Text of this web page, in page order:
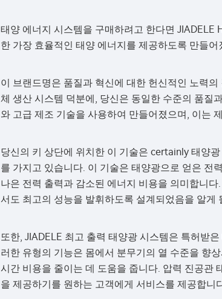
태양 에너지 시스템을 구매하려고 한다면
한 가장 효율적인 태양 에너지를 제공하도록 만들
이 브랜드명은 품질과 혁신에 대한 헌신적인 노력
체 생산 시스템 덕분에, 당신은 동일한 수준의 품질
와 고급 제조 기술을 사용하여 만들어졌으며, 이는
당신의 키 상단에 위치한 이 기술은 certainly 태양
를 가지고 있습니다. 이 기술은 태양광으로 얻은 전
나은 전력 출력과 감소된 에너지 비용을 의미합니
서도 최고의 성능을 발휘하도록 설계되었음을 알게
또한, JIADELE 최고 출력 태양광 시스템은 특허받
러한 유형의 기능은 몸에서 분무기의 열 수준을 향
시간 비용을 줄이는 데 도움을 줍니다. 압력 진공관
을 제공하기를 원하는 고객에게 서비스를 제공합니